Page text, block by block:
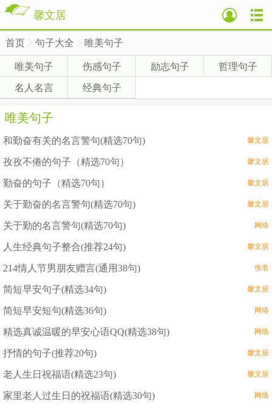
馨文居
首页 句子大全 唯美句子
唯美句子 伤感句子 励志句子 哲理句子
名人名言 经典句子
唯美句子
和勤奋有关的名言警句(精选70句) 馨文居
孜孜不倦的句子（精选70句） 馨文居
勤奋的句子（精选70句） 馨文居
关于勤奋的名言警句(精选70句) 馨文居
关于勤的名言警句(精选70句) 网络
人生经典句子整合(推荐24句) 馨文居
214情人节男朋友赠言(通用38句) 佚名
简短早安句子(精选34句) 馨文居
简短早安短句(精选36句) 网络
精选真诚温暖的早安心语QQ(精选38句) 网络
抒情的句子(推荐20句) 馨文居
老人生日祝福语(精选23句) 馨文居
家里老人过生日的祝福语(精选30句) 网络